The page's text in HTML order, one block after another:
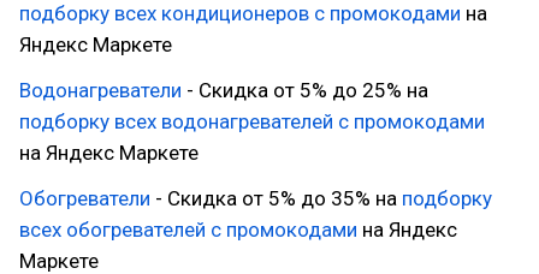
подборку всех кондиционеров с промокодами на
Яндекс Маркете
Водонагреватели - Скидка от 5% до 25% на
подборку всех водонагревателей с промокодами
на Яндекс Маркете
Обогреватели - Скидка от 5% до 35% на подборку
всех обогревателей с промокодами на Яндекс
Маркете